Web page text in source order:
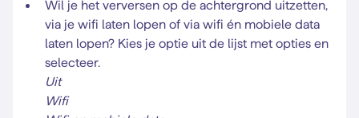
Wil je het verversen op de achtergrond uitzetten,
via je wifi laten lopen of via wifi én mobiele data
laten lopen? Kies je optie uit de lijst met opties en
selecteer.
Uit
Wifi